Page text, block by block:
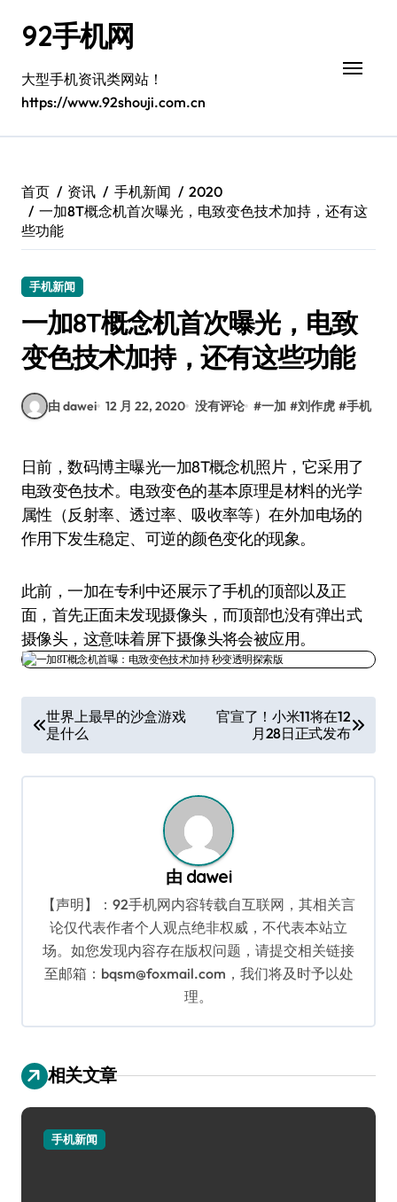
92手机网
大型手机资讯类网站！
https://www.92shouji.com.cn
首页 资讯 手机新闻
2020
一加8T概念机首次曝光，电致变色技术加持，还有这
些功能
手机新闻
一加8T概念机首次曝光，电致
变色技术加持，还有这些功能
由 dawei 12 月 22, 2020 没有评论 #一加 #刘作虎 #手机
日前，数码博主曝光一加8T概念机照片，它采用了
电致变色技术。电致变色的基本原理是材料的光学
属性（反射率、透过率、吸收率等）在外加电场的
作用下发生稳定、可逆的颜色变化的现象。
此前，一加在专利中还展示了手机的顶部以及正
面，首先正面未发现摄像头，而顶部也没有弹出式
摄像头，这意味着屏下摄像头将会被应用。
章
导
世界上最早的沙盒游戏
是什么
官宣了！小米11将在12
月28日正式发布
由 dawei
【声明】：92手机网内容转载自互联网，其相关言
论仅代表作者个人观点绝非权威，不代表本站立
场。如您发现内容存在版权问题，请提交相关链接
至邮箱：bqsm@foxmail.com，我们将及时予以处
理。
相关文章
手机新闻